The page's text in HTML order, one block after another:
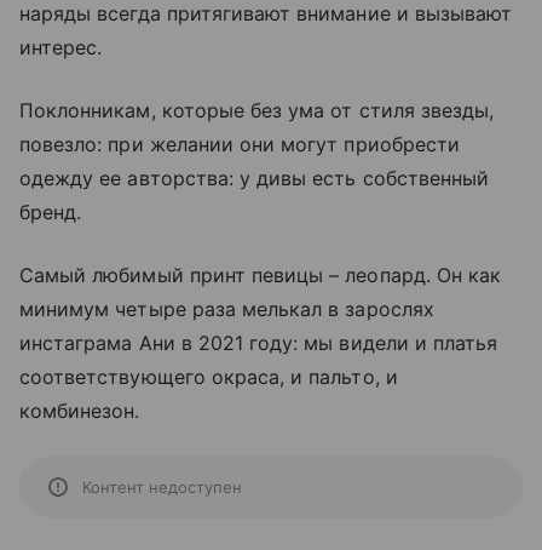
наряды всегда притягивают внимание и вызывают
интерес.
Поклонникам, которые без ума от стиля звезды,
повезло: при желании они могут приобрести
одежду ее авторства: у дивы есть собственный
бренд.
Самый любимый принт певицы – леопард. Он как
минимум четыре раза мелькал в зарослях
инстаграма Ани в 2021 году: мы видели и платья
соответствующего окраса, и пальто, и
комбинезон.
Контент недоступен